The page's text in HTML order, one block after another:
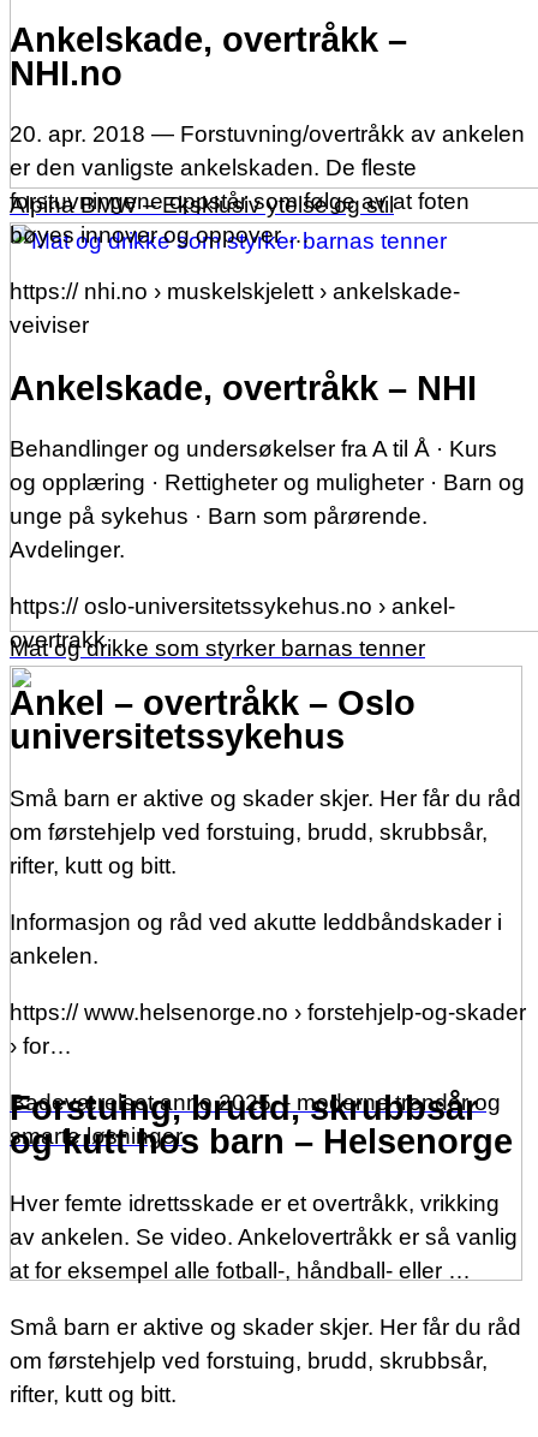
Alpina BMW – Eksklusiv ytelse og stil
Mat og drikke som styrker barnas tenner
Badeværelset anno 2025 – moderne trender og
smarte løsninger
Ankelskade, overtråkk –
NHI.no
20. apr. 2018 — Forstuvning/overtråkk av ankelen
er den vanligste ankelskaden. De fleste
forstuvningene oppstår som følge av at foten
bøyes innover og oppover …
https:// nhi.no › muskelskjelett › ankelskade-
veiviser
Ankelskade, overtråkk – NHI
Behandlinger og undersøkelser fra A til Å · Kurs
og opplæring · Rettigheter og muligheter · Barn og
unge på sykehus · Barn som pårørende.
Avdelinger.
https:// oslo-universitetssykehus.no › ankel-
overtrakk
Ankel – overtråkk – Oslo
universitetssykehus
Små barn er aktive og skader skjer. Her får du råd
om førstehjelp ved forstuing, brudd, skrubbsår,
rifter, kutt og bitt.
Informasjon og råd ved akutte leddbåndskader i
ankelen.
https:// www.helsenorge.no › forstehjelp-og-skader
› for…
Forstuing, brudd, skrubbsår
og kutt hos barn – Helsenorge
Hver femte idrettsskade er et overtråkk, vrikking
av ankelen. Se video. Ankelovertråkk er så vanlig
at for eksempel alle fotball-, håndball- eller …
Små barn er aktive og skader skjer. Her får du råd
om førstehjelp ved forstuing, brudd, skrubbsår,
rifter, kutt og bitt.